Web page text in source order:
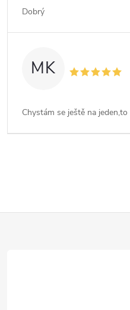
Dobrý
MK
Chystám se ještě na